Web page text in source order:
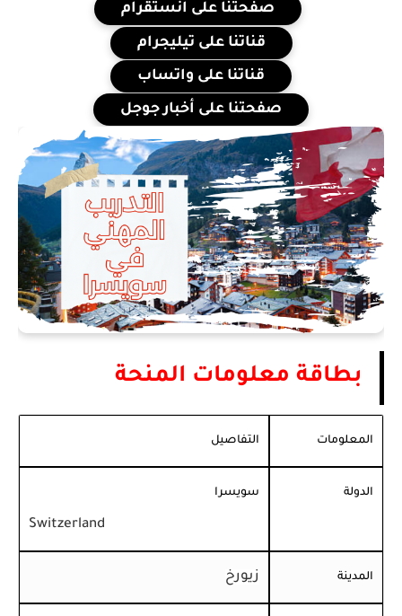
صفحتنا على انستقرام
قناتنا على تيليجرام
قناتنا على واتساب
صفحتنا على أخبار جوجل
بطاقة معلومات المنحة
المعلومات التفاصيل
الدولة سويسرا
Switzerland
المدينة زيورخ